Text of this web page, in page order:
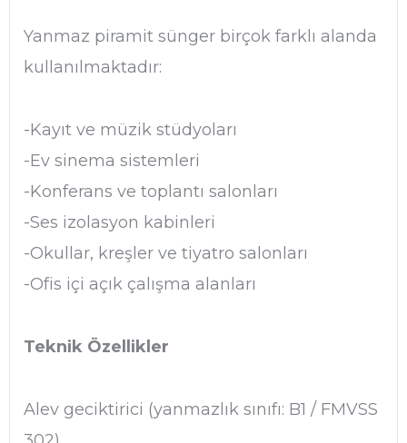
Yanmaz piramit sünger birçok farklı alanda
kullanılmaktadır:
-Kayıt ve müzik stüdyoları
-Ev sinema sistemleri
-Konferans ve toplantı salonları
-Ses izolasyon kabinleri
-Okullar, kreşler ve tiyatro salonları
-Ofis içi açık çalışma alanları
Teknik Özellikler
Alev geciktirici (yanmazlık sınıfı: B1 / FMVSS